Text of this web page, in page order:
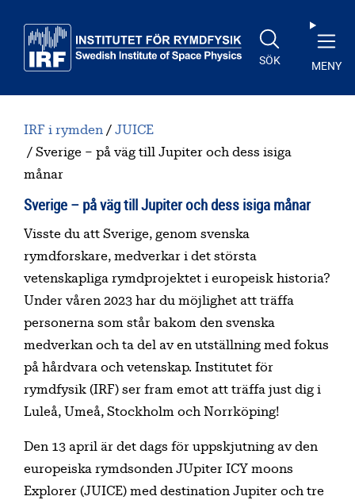
SÖK MENY
IRF i rymden
JUICE
Sverige – på väg till Jupiter och dess isiga
månar
Sverige – på väg till Jupiter och dess isiga månar
Visste du att Sverige, genom svenska
rymdforskare, medverkar i det största
vetenskapliga rymdprojektet i europeisk historia?
Under våren 2023 har du möjlighet att träffa
personerna som står bakom den svenska
medverkan och ta del av en utställning med fokus
på hårdvara och vetenskap. Institutet för
rymdfysik (IRF) ser fram emot att träffa just dig i
Luleå, Umeå, Stockholm och Norrköping!
Den 13 april är det dags för uppskjutning av den
europeiska rymdsonden JUpiter ICY moons
Explorer (JUICE) med destination Jupiter och tre